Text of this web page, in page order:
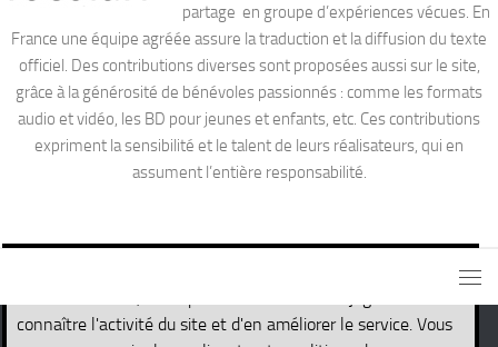
partage en groupe d’expériences vécues. En
France une équipe agréée assure la traduction et la diffusion du texte
officiel. Des contributions diverses sont proposées aussi sur le site,
grâce à la générosité de bénévoles passionnés : comme les formats
audio et vidéo, les BD pour jeunes et enfants, etc. Ces contributions
expriment la sensibilité et le talent de leurs réalisateurs, qui en
assument l’entière responsabilité.
connaître l'activité du site et d'en améliorer le service. Vous